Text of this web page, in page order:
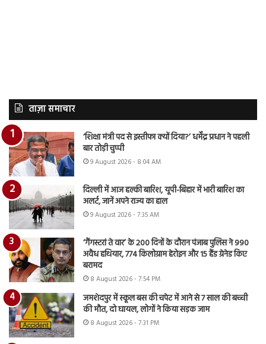
ताज़ा समाचार
‘शिक्षा मंत्री पद से इस्तीफा क्यों दिया?’ धर्मेंद्र प्रधान ने पहली
बार तोड़ी चुप्पी
9 August 2026 - 8:04 AM
दिल्ली में आज हल्की बारिश, यूपी-बिहार में भारी बारिश का
अलर्ट, जानें अपने राज्य का हाल
9 August 2026 - 7:35 AM
‘गैंगस्टरां ते वार’ के 200 दिनों के दौरान पंजाब पुलिस ने 990
अवैध हथियार, 774 किलोग्राम हेरोइन और 15 हैंड ग्रेनेड किए
बरामद
8 August 2026 - 7:54 PM
जमशेदपुर में स्कूल बस की चपेट में आने से 7 साल की बच्ची
की मौत, दो घायल, लोगों ने किया सड़क जाम
8 August 2026 - 7:31 PM